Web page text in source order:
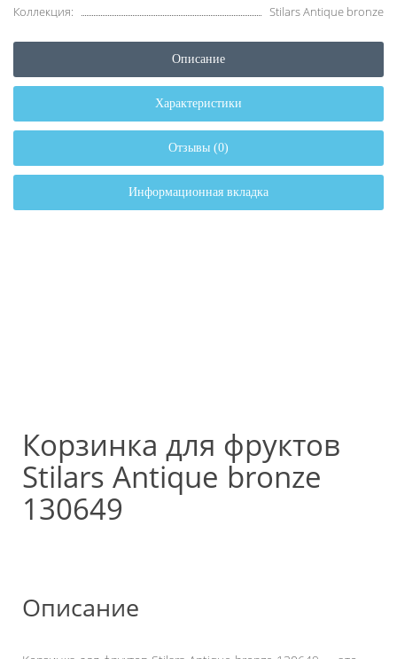
Коллекция:
Stilars Antique bronze
Описание
Характеристики
Отзывы (0)
Информационная вкладка
Корзинка для фруктов
Stilars Antique bronze
130649
Описание